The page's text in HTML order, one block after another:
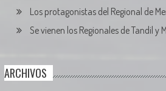
Los protagonistas del Regional de
Se vienen los Regionales de Tandil y
ARCHIVOS